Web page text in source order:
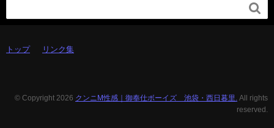

トップ リンク集
© Copyright 2026 クンニM性感｜御奉仕ボーイズ 池袋・西日暮里. All rights
reserved.